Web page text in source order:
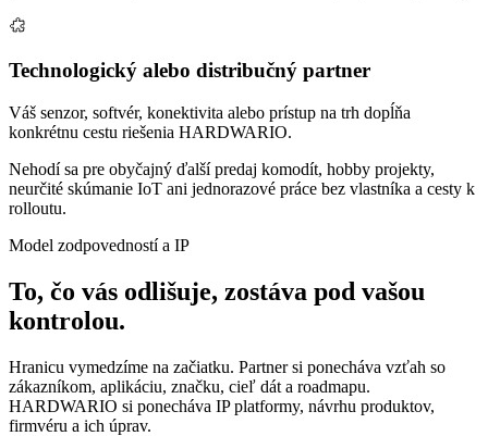
Technologický alebo distribučný partner
Váš senzor, softvér, konektivita alebo prístup na trh dopĺňa
konkrétnu cestu riešenia HARDWARIO.
Nehodí sa pre obyčajný ďalší predaj komodít, hobby projekty,
neurčité skúmanie IoT ani jednorazové práce bez vlastníka a cesty k
rolloutu.
Model zodpovedností a IP
To, čo vás odlišuje, zostáva pod vašou
kontrolou.
Hranicu vymedzíme na začiatku. Partner si ponecháva vzťah so
zákazníkom, aplikáciu, značku, cieľ dát a roadmapu.
HARDWARIO si ponecháva IP platformy, návrhu produktov,
firmvéru a ich úprav.